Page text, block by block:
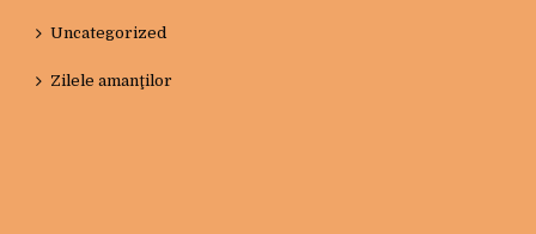
Uncategorized
Zilele amanţilor